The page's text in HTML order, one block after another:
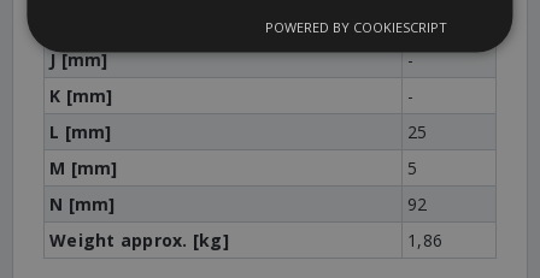
20
J [mm]
-
K [mm]
-
L [mm]
25
M [mm]
5
N [mm]
92
Weight approx. [kg]
1,86
POWERED BY COOKIESCRIPT